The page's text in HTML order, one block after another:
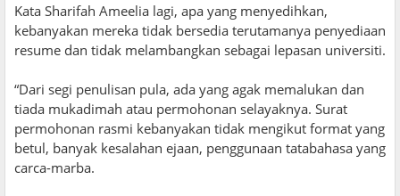
Kata Sharifah Ameelia lagi, apa yang menyedihkan,
kebanyakan mereka tidak bersedia terutamanya penyediaan
resume dan tidak melambangkan sebagai lepasan universiti.
“Dari segi penulisan pula, ada yang agak memalukan dan
tiada mukadimah atau permohonan selayaknya. Surat
permohonan rasmi kebanyakan tidak mengikut format yang
betul, banyak kesalahan ejaan, penggunaan tatabahasa yang
carca-marba.